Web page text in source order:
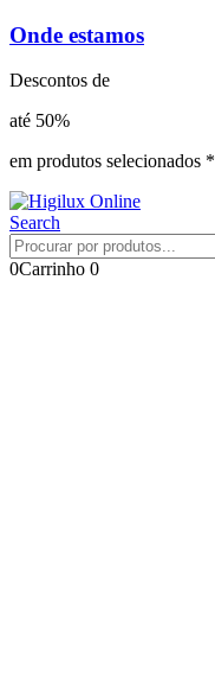
Onde estamos
Descontos de
até 50%
em produtos selecionados *
Search
0Carrinho 0